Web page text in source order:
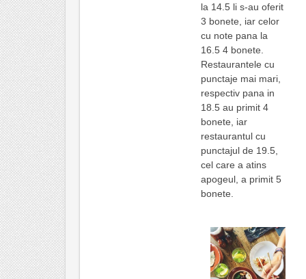
la 14.5 li s-au oferit
3 bonete, iar celor
cu note pana la
16.5 4 bonete.
Restaurantele cu
punctaje mai mari,
respectiv pana in
18.5 au primit 4
bonete, iar
restaurantul cu
punctajul de 19.5,
cel care a atins
apogeul, a primit 5
bonete.